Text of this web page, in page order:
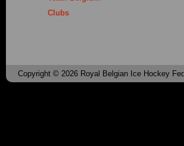
Clubs
Copyright © 2026 Royal Belgian Ice Hockey